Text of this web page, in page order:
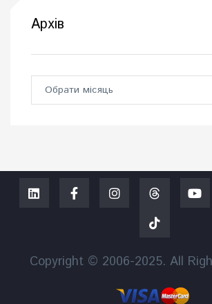
Архів
Copyright © 2006-2025. All